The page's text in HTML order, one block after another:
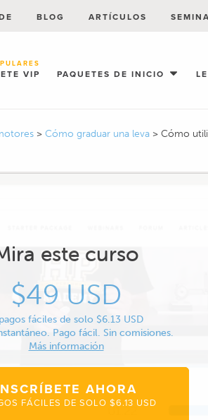
VIP PAQUETES DE INICIO
BLOG ARTÍCULOS
> Cómo graduar una leva > Cómo
este curso
$49 USD
fáciles de solo $6.13 USD
Pago fácil. Sin comisiones.
Más información
AHORA
FÁCILES DE SOLO $6.13 USD